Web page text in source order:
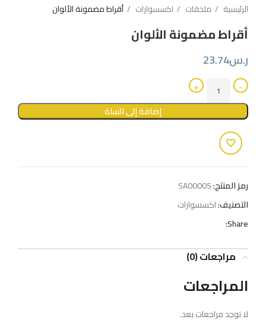
الرئيسية ملحقات اكسسوارات أقراط مضمونة الألوان
أقراط مضمونة الألوان
ر.س23.74
إضافة إلى السلة
رمز المنتج:SA00005
التصنيف:اكسسوارات
Share:
مراجعات (0)
المراجعات
لا توجد مراجعات بعد.